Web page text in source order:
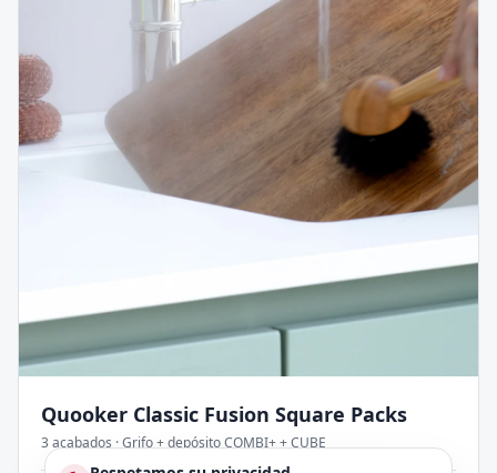
Quooker Classic Fusion Square Packs
3acabados ·Grifo + depósito COMBI+ + CUBE